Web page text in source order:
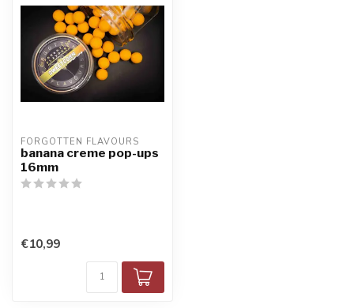
FORGOTTEN FLAVOURS
banana creme pop-ups
16mm
€10,99